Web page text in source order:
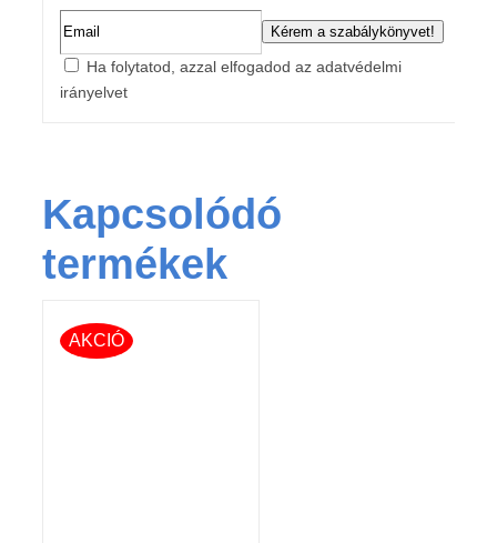
Ha folytatod, azzal elfogadod az adatvédelmi
irányelvet
Kapcsolódó
termékek
AKCIÓ